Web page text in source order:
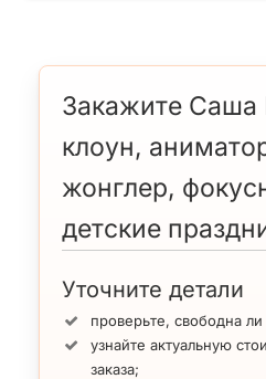
Закажите Саша
клоун,
жонглер,
детские
Уточните детали
проверьте, свободна ли
узнайте актуальную
заказа;